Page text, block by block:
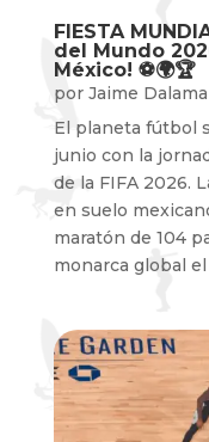
FIESTA
del Mundo
México! ⚽️🌍🏆
por Jaime Dalama
El planeta fútbol
junio con la
de la FIFA 2026.
en suelo
maratón de 104
monarca global el